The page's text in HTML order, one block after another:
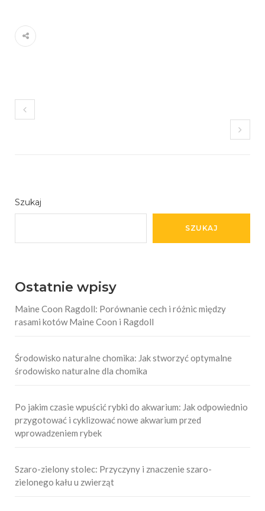
Szukaj
SZUKAJ
Ostatnie wpisy
Maine Coon Ragdoll: Porównanie cech i różnic między
rasami kotów Maine Coon i Ragdoll
Środowisko naturalne chomika: Jak stworzyć optymalne
środowisko naturalne dla chomika
Po jakim czasie wpuścić rybki do akwarium: Jak odpowiednio
przygotować i cyklizować nowe akwarium przed
wprowadzeniem rybek
Szaro-zielony stolec: Przyczyny i znaczenie szaro-
zielonego kału u zwierząt